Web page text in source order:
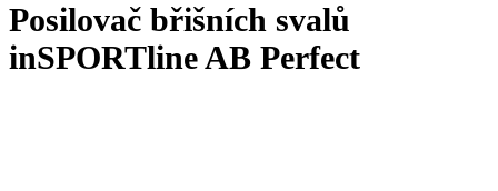
Posilovač břišních svalů
inSPORTline AB Perfect